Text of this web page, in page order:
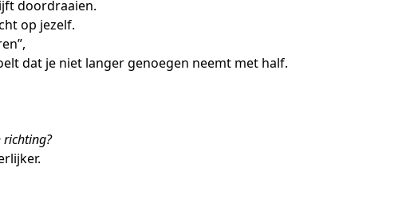
doordraaien.
op jezelf.
dat je niet langer genoegen neemt met half.